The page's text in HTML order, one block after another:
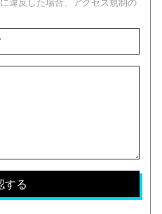
に違反した場合、アクセス規制の